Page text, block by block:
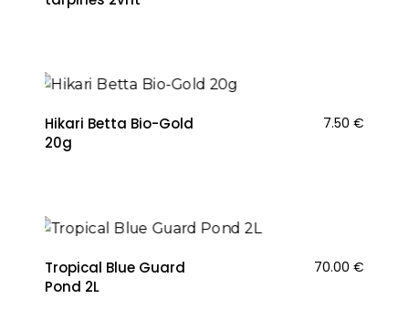
Hikari Betta Bio-Gold
20g
7.50 €
Tropical Blue Guard
Pond 2L
70.00 €